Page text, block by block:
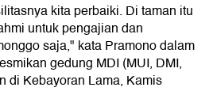
kita perbaiki. Di taman itu
untuk pengajian dan
saja," kata Pramono dalam
gedung MDI (MUI, DMI,
di Kebayoran Lama, Kamis